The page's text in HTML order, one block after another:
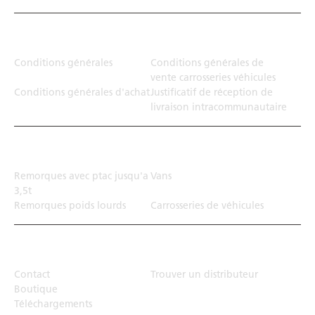
Conditions générales
Conditions générales de
vente carrosseries véhicules
Conditions générales d'achatJustificatif de réception de
livraison intracommunautaire
Remorques avec ptac jusqu'a
3,5t
Vans
Remorques poids lourds Carrosseries de véhicules
Contact
Trouver un distributeur
Boutique
Téléchargements